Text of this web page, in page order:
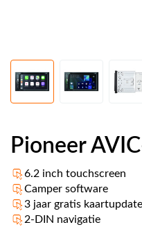
Pioneer
6.2 inch touchscreen
Camper software
3 jaar gratis
2-DIN navigatie